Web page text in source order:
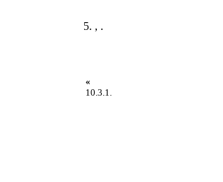
5. , .
«
10.3.1.